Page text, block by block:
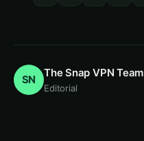
SN
The Snap VPN Team
Editorial